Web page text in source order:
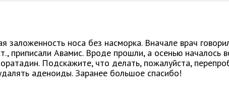
почта
заложенность носа без насморка. Вначале врач
приписали Авамис. Вроде прошли, а осенью началось
Подскажите, что делать, пожалуйста,
аденоиды. Заранее большое спасибо!